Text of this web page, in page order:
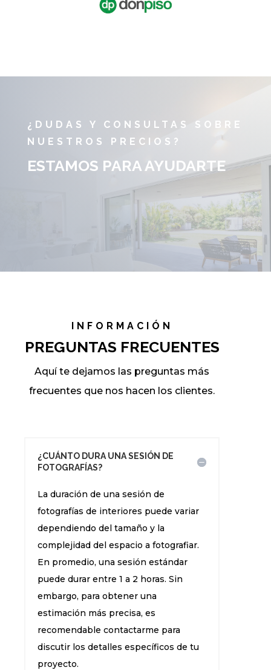
¿DUDAS Y CONSULTAS SOBRE
NUESTROS PRECIOS?
ESTAMOS PARA AYUDARTE
INFORMACIÓN
PREGUNTAS FRECUENTES
Aquí te dejamos las preguntas más
frecuentes que nos hacen los clientes.
¿CUÁNTO DURA UNA SESIÓN DE
FOTOGRAFÍAS?
La duración de una sesión de
fotografías de interiores puede variar
dependiendo del tamaño y la
complejidad del espacio a fotografiar.
En promedio, una sesión estándar
puede durar entre 1 a 2 horas. Sin
embargo, para obtener una
estimación más precisa, es
recomendable contactarme para
discutir los detalles específicos de tu
proyecto.